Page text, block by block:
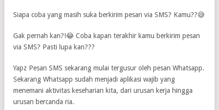
Siapa coba yang masih suka berkirim pesan via SMS? Kamu??😅
Gak pernah kan?!😂 Coba kapan terakhir kamu berkirim pesan
via SMS? Pasti lupa kan???
Yapz Pesan SMS sekarang mulai tergusur oleh pesan Whatsapp.
Sekarang Whatsapp sudah menjadi aplikasi wajib yang
menemani aktivitas keseharian kita, dari urusan kerja hingga
urusan bercanda ria.